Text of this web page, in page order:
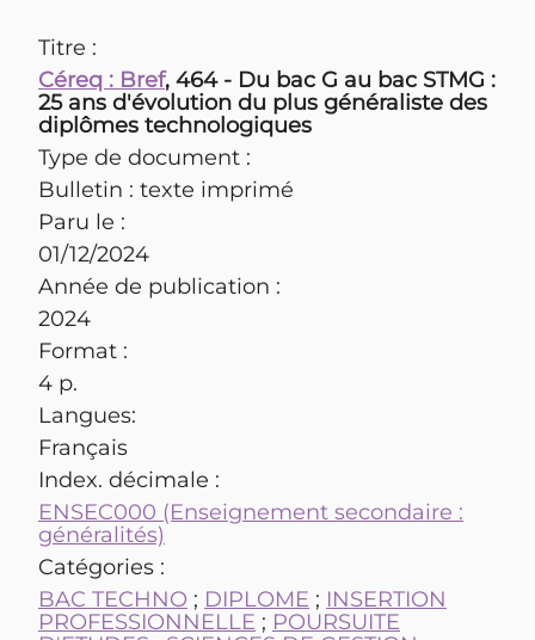
Titre :
Céreq : Bref, 464 - Du bac G au bac STMG :
25 ans d'évolution du plus généraliste des
diplômes technologiques
Type de document :
Bulletin : texte imprimé
Paru le :
01/12/2024
Année de publication :
2024
Format :
4 p.
Langues:
Français
Index. décimale :
ENSEC000 (Enseignement secondaire :
généralités)
Catégories :
BAC TECHNO ; DIPLOME ; INSERTION
PROFESSIONNELLE ; POURSUITE